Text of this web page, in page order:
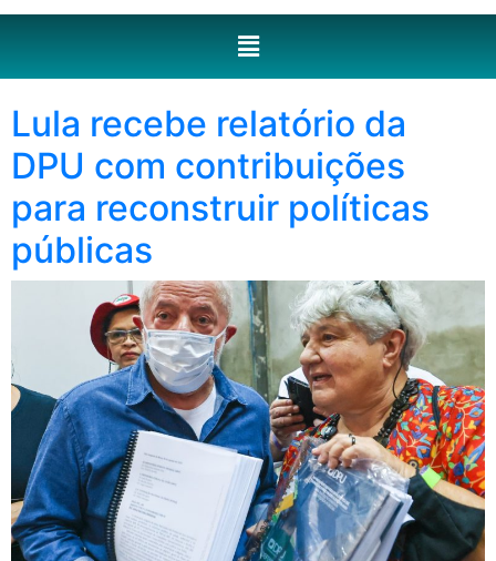
Lula recebe relatório da
DPU com contribuições
para reconstruir políticas
públicas